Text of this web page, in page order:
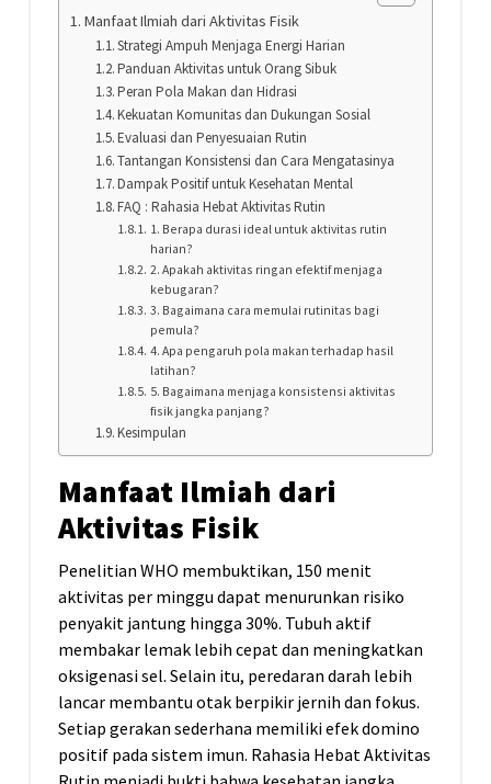
Manfaat Ilmiah dari Aktivitas Fisik
Strategi Ampuh Menjaga Energi Harian
Panduan Aktivitas untuk Orang Sibuk
Peran Pola Makan dan Hidrasi
Kekuatan Komunitas dan Dukungan Sosial
Evaluasi dan Penyesuaian Rutin
Tantangan Konsistensi dan Cara Mengatasinya
Dampak Positif untuk Kesehatan Mental
FAQ : Rahasia Hebat Aktivitas Rutin
1. Berapa durasi ideal untuk aktivitas rutin
harian?
2. Apakah aktivitas ringan efektif menjaga
kebugaran?
3. Bagaimana cara memulai rutinitas bagi
pemula?
4. Apa pengaruh pola makan terhadap hasil
latihan?
5. Bagaimana menjaga konsistensi aktivitas
fisik jangka panjang?
Kesimpulan
Manfaat Ilmiah dari
Aktivitas Fisik
Penelitian WHO membuktikan, 150 menit
aktivitas per minggu dapat menurunkan risiko
penyakit jantung hingga 30%. Tubuh aktif
membakar lemak lebih cepat dan meningkatkan
oksigenasi sel. Selain itu, peredaran darah lebih
lancar membantu otak berpikir jernih dan fokus.
Setiap gerakan sederhana memiliki efek domino
positif pada sistem imun. Rahasia Hebat Aktivitas